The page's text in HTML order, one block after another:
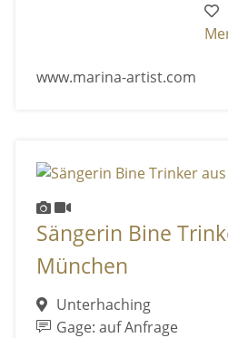
www.marina-artist.com
Sängerin Bine
München
Unterhaching
Gage: auf Anfrage